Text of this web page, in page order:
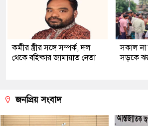
কর্মীর স্ত্রীর সঙ্গে সম্পর্ক, দল
থেকে বহিষ্কার জামায়াত নেতা
সকাল না
সড়কে
জনপ্রিয় সংবাদ